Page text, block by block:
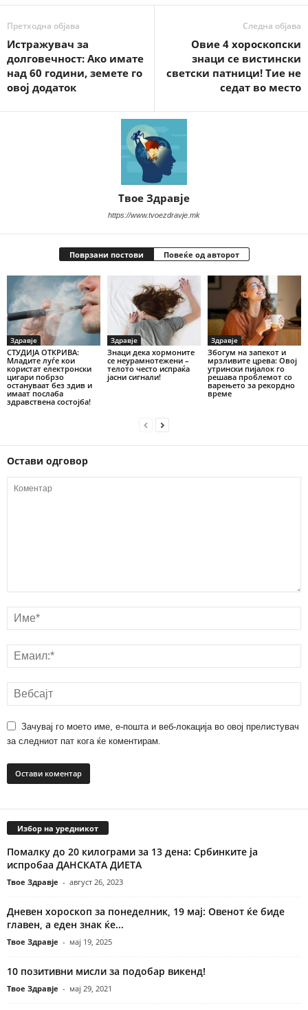
Претходна објава
Истражувач за
долговечност: Ако имате
над 60 години, земете го
овој додаток
Следна објава
Овие 4 хороскопски
знаци се вистински
светски патници! Тие не
седат во место
Твое Здравје
https://www.tvoezdravje.mk
Поврзани постови Повеќе од авторот
Здравје
СТУДИЈА ОТКРИВА:
Младите луѓе кои
користат електронски
цигари побрзо
остануваат без здив и
имаат послаба
здравствена состојба!
Здравје
Знаци дека хормоните
се неурамнотежени –
телото често испраќа
јасни сигнали!
Здравје
Збогум на запекот и
мрзливите црева: Овој
утрински пијалок го
решава проблемот со
варењето за рекордно
време
Остави одговор
Зачувај го моето име, е-пошта и веб-локација во овој прелистувач
за следниот пат кога ќе коментирам.
Избор на уредникот
Помалку до 20 килограми за 13 дена: Србинките ја
испробаа ДАНСКАТА ДИЕТА
Твое Здравје - август 26, 2023
Дневен хороскоп за понеделник, 19 мај: Овенот ќе биде
главен, а еден знак ќе...
Твое Здравје - мај 19, 2025
10 позитивни мисли за подобар викенд!
Твое Здравје - мај 29, 2021